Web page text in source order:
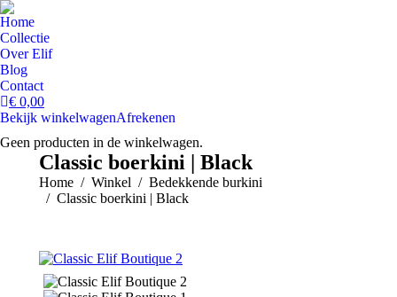
Home
Collectie
Over Elif
Blog
Contact
€ 0,00
Bekijk winkelwagenAfrekenen
Geen producten in de winkelwagen.
Classic boerkini | Black
Je bent hier:
Home Winkel
Bedekkende burkini
Classic boerkini | Black